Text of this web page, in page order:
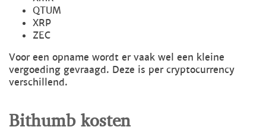
QTUM
XRP
ZEC
Voor een opname wordt er vaak wel een kleine
vergoeding gevraagd. Deze is per cryptocurrency
verschillend.
Bithumb kosten